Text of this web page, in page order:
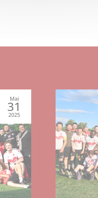
Mai
31
2025